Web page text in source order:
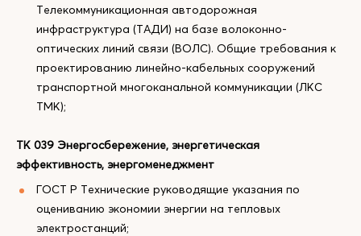
Телекоммуникационная автодорожная
инфраструктура (ТАДИ) на базе волоконно-
оптических линий связи (ВОЛС). Общие требования к
проектированию линейно-кабельных сооружений
транспортной многоканальной коммуникации (ЛКС
ТМК);
ТК 039 Энергосбережение, энергетическая
эффективность, энергоменеджмент
ГОСТ Р Технические руководящие указания по
оцениванию экономии энергии на тепловых
электростанций;